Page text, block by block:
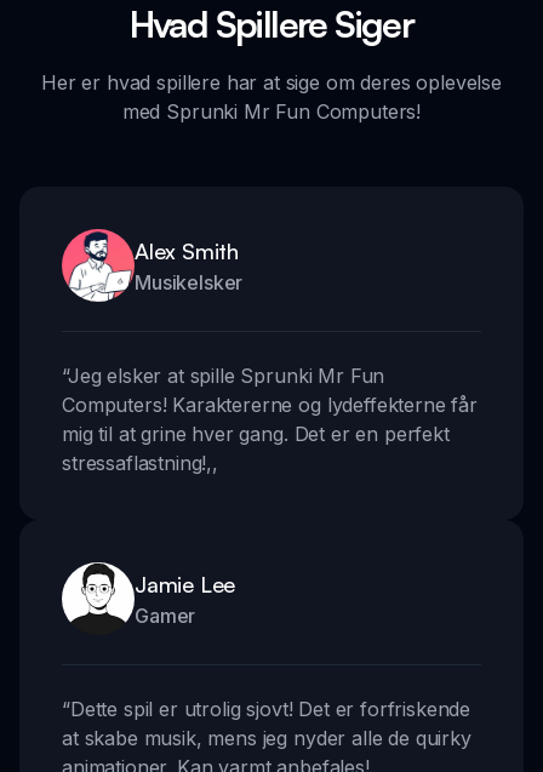
Hvad Spillere Siger
Her er hvad spillere har at sige om deres oplevelse
med Sprunki Mr Fun Computers!
Alex Smith
Musikelsker
“Jeg elsker at spille Sprunki Mr Fun
Computers! Karaktererne og lydeffekterne får
mig til at grine hver gang. Det er en perfekt
stressaflastning!,,
Jamie Lee
Gamer
“Dette spil er utrolig sjovt! Det er forfriskende
at skabe musik, mens jeg nyder alle de quirky